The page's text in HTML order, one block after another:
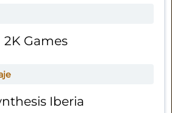
2K Games
Iberia